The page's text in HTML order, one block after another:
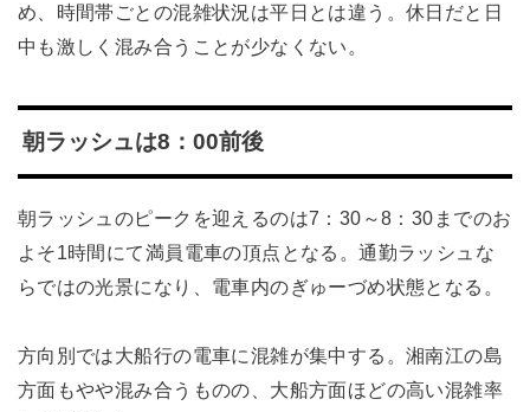
め、時間帯ごとの混雑状況は平日とは違う。休日だと日
中も激しく混み合うことが少なくない。
朝ラッシュは8：00前後
朝ラッシュのピークを迎えるのは7：30～8：30までのお
よそ1時間にて満員電車の頂点となる。通勤ラッシュな
らではの光景になり、電車内のぎゅーづめ状態となる。
方向別では大船行の電車に混雑が集中する。湘南江の島
方面もやや混み合うものの、大船方面ほどの高い混雑率